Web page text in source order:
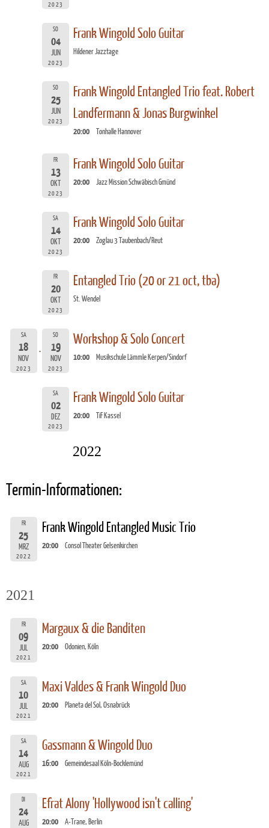
2023
SO
04
JUN
2023
Frank Wingold Solo Guitar
Hildener Jazztage
SO
25
JUN
2023
Frank Wingold Entangled Trio feat. Robert
Landfermann & Jonas Burgwinkel
20:00 Tonhalle Hannover
FR
13
OKT
2023
Frank Wingold Solo Guitar
20:00 Jazz Mission Schwäbisch Gmünd
SA
14
OKT
2023
Frank Wingold Solo Guitar
20:00 Zoglau 3 Taubenbach/Reut
FR
20
OKT
2023
Entangled Trio (20 or 21 oct, tba)
St. Wendel
SA
18
NOV
2023
SO
19
NOV
2023
Workshop & Solo Concert
10:00 Musikschule Lämmle Kerpen/Sindorf
SA
02
DEZ
2023
Frank Wingold Solo Guitar
20:00 TiF Kassel
2022
Termin-Informationen:
FR
25
MRZ
2022
Frank Wingold Entangled Music Trio
20:00 Consol Theater Gelsenkirchen
2021
FR
09
JUL
2021
Margaux & die Banditen
20:00 Odonien, Köln
SA
10
JUL
2021
Maxi Valdes & Frank Wingold Duo
20:00 Planeta del Sol, Osnabrück
SA
14
AUG
2021
Gassmann & Wingold Duo
16:00 Gemeindesaal Köln-Bocklemünd
DI
24
AUG
Efrat Alony 'Hollywood isn't calling'
20:00 A-Trane, Berlin